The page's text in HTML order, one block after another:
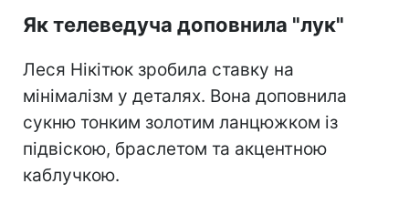
Як телеведуча доповнила "лук"
Леся Нікітюк зробила ставку на
мінімалізм у деталях. Вона доповнила
сукню тонким золотим ланцюжком із
підвіскою, браслетом та акцентною
каблучкою.